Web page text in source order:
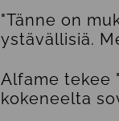
"Tänne on
ystävällisiä.
Alfame tekee
kokeneelta